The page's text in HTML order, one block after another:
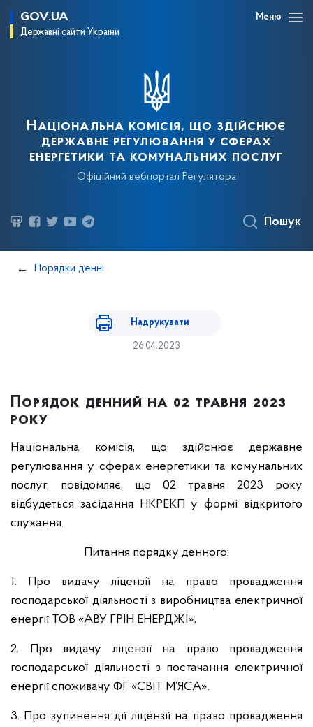
GOV.UA
Державні сайти України
Меню
Національна комісія, що здійснює
державне регулювання у сферах
енергетики та комунальних послуг
Офіційний вебпортал Регулятора
Пошук
Порядки денні
Надрукувати
26.04.2023
Порядок денний на 02 травня 2023
року
Національна комісія, що здійснює державне
регулювання у сферах енергетики та комунальних
послуг, повідомляє, що 02 травня 2023 року
відбудеться засідання НКРЕКП у формі відкритого
слухання.
Питання порядку денного:
1. Про видачу ліцензії на право провадження
господарської діяльності з виробництва електричної
енергії ТОВ «АВУ ГРІН ЕНЕРДЖІ».
2. Про видачу ліцензії на право провадження
господарської діяльності з постачання електричної
енергії споживачу ФГ «СВІТ М’ЯСА».
3. Про зупинення дії ліцензії на право провадження